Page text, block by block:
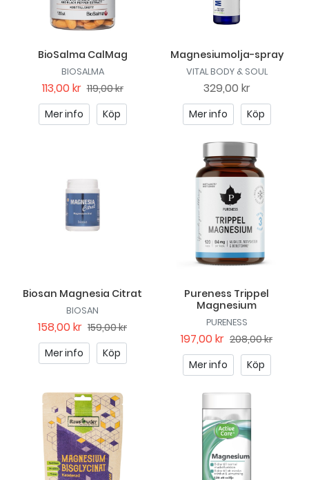
BioSalma CalMag
BIOSALMA
113,00 kr 119,00 kr
Mer info
Köp
Magnesiumolja-spray
VITAL BODY & SOUL
329,00 kr
Mer info Köp
Biosan Magnesia Citrat
BIOSAN
158,00 kr 159,00 kr
Mer info
Köp
Pureness Trippel
Magnesium
PURENESS
197,00 kr 208,00 kr
Mer info
Köp